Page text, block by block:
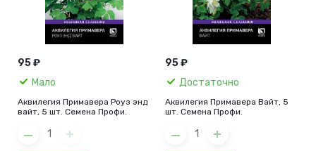
95 ₽
Мало
Аквилегия Примавера Роуз энд
вайт, 5 шт. Семена Профи.
95 ₽
Достаточно
Аквилегия Примавера Вайт, 5
шт. Семена Профи.